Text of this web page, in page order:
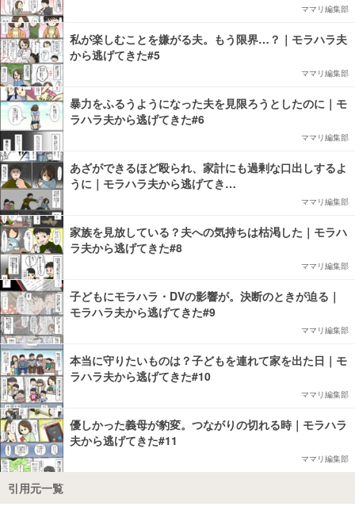
ママリ編集部
私が楽しむことを嫌がる夫。もう限界…？｜モラハラ夫
から逃げてきた#5
ママリ編集部
暴力をふるうようになった夫を見限ろうとしたのに｜モ
ラハラ夫から逃げてきた#6
ママリ編集部
あざができるほど殴られ、家計にも過剰な口出しするよ
うに｜モラハラ夫から逃げてき…
ママリ編集部
家族を見放している？夫への気持ちは枯渇した｜モラハ
ラ夫から逃げてきた#8
ママリ編集部
子どもにモラハラ・DVの影響が。決断のときが迫る｜
モラハラ夫から逃げてきた#9
ママリ編集部
本当に守りたいものは？子どもを連れて家を出た日｜モ
ラハラ夫から逃げてきた#10
ママリ編集部
優しかった義母が豹変。つながりの切れる時｜モラハラ
夫から逃げてきた#11
ママリ編集部
引用元一覧